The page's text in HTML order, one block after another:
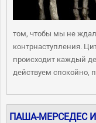
том, чтобы мы не
контрнаступления.
происходит каждый
действуем спокойно,
ПАША-МЕРСЕДЕС